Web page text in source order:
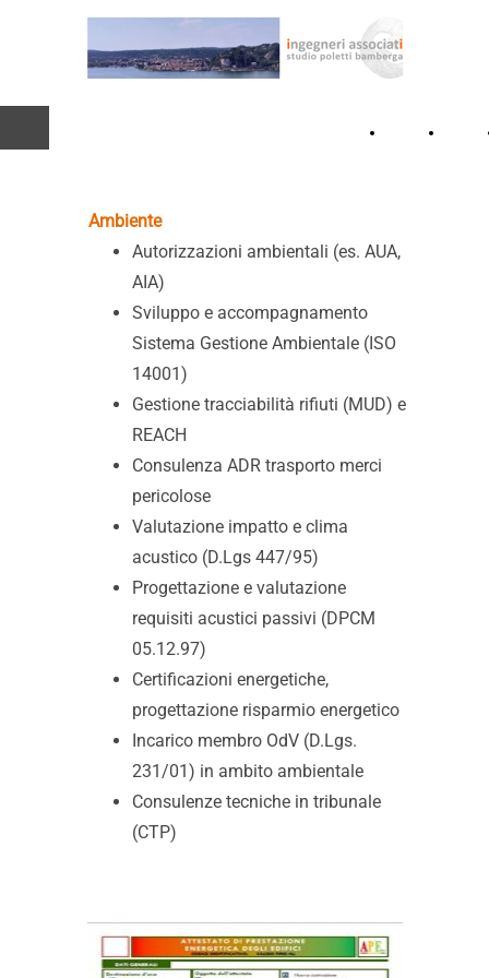
Ambiente
Autorizzazioni ambientali (es. AUA,
AIA)
Sviluppo e accompagnamento
Sistema Gestione Ambientale (ISO
14001)
Gestione tracciabilità rifiuti (MUD) e
REACH
Consulenza ADR trasporto merci
pericolose
Valutazione impatto e clima
acustico (D.Lgs 447/95)
Progettazione e valutazione
requisiti acustici passivi (DPCM
05.12.97)
Certificazioni energetiche,
progettazione risparmio energetico
Incarico membro OdV (D.Lgs.
231/01) in ambito ambientale
Consulenze tecniche in tribunale
(CTP)